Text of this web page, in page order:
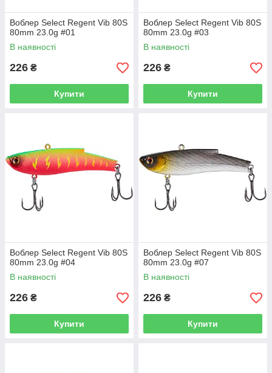
Воблер Select Regent Vib 80S
80mm 23.0g #01
В наявності
226 ₴
Купити
Воблер Select Regent Vib 80S
80mm 23.0g #03
В наявності
226 ₴
Купити
Воблер Select Regent Vib 80S
80mm 23.0g #04
В наявності
226 ₴
Купити
Воблер Select Regent Vib 80S
80mm 23.0g #07
В наявності
226 ₴
Купити